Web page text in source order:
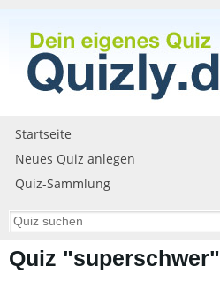
Startseite
Neues Quiz anlegen
Quiz-Sammlung
Quiz "superschwer"